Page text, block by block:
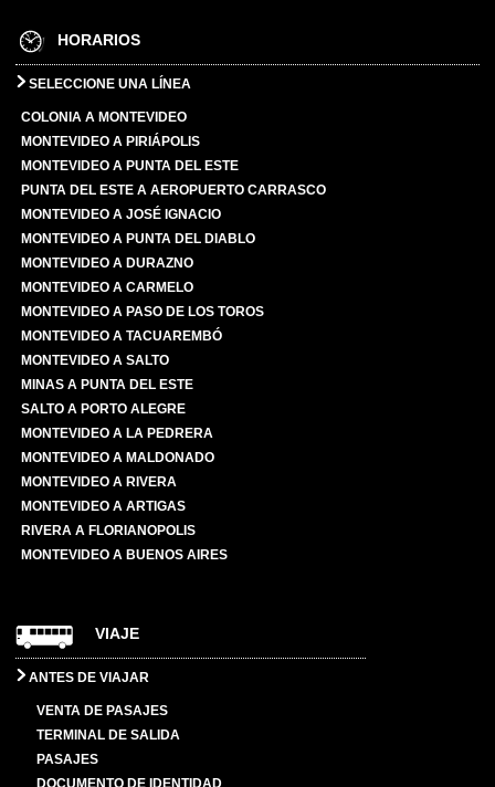
HORARIOS
SELECCIONE UNA LÍNEA
COLONIA A MONTEVIDEO
MONTEVIDEO A PIRIÁPOLIS
MONTEVIDEO A PUNTA DEL ESTE
PUNTA DEL ESTE A AEROPUERTO CARRASCO
MONTEVIDEO A JOSÉ IGNACIO
MONTEVIDEO A PUNTA DEL DIABLO
MONTEVIDEO A DURAZNO
MONTEVIDEO A CARMELO
MONTEVIDEO A PASO DE LOS TOROS
MONTEVIDEO A TACUAREMBÓ
MONTEVIDEO A SALTO
MINAS A PUNTA DEL ESTE
SALTO A PORTO ALEGRE
MONTEVIDEO A LA PEDRERA
MONTEVIDEO A MALDONADO
MONTEVIDEO A RIVERA
MONTEVIDEO A ARTIGAS
RIVERA A FLORIANOPOLIS
MONTEVIDEO A BUENOS AIRES
VIAJE
ANTES DE VIAJAR
VENTA DE PASAJES
TERMINAL DE SALIDA
PASAJES
DOCUMENTO DE IDENTIDAD